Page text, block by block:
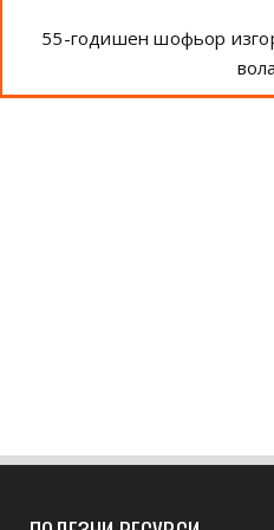
55-годишен шофьор